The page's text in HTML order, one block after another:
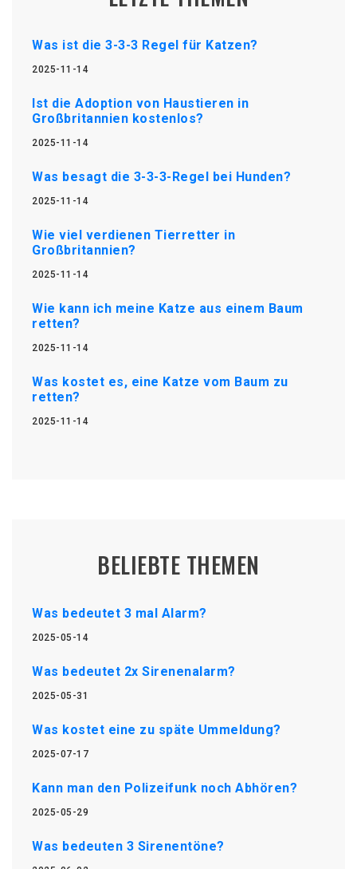
Was ist die 3-3-3 Regel für Katzen?
2025-11-14
Ist die Adoption von Haustieren in
Großbritannien kostenlos?
2025-11-14
Was besagt die 3-3-3-Regel bei Hunden?
2025-11-14
Wie viel verdienen Tierretter in
Großbritannien?
2025-11-14
Wie kann ich meine Katze aus einem Baum
retten?
2025-11-14
Was kostet es, eine Katze vom Baum zu
retten?
2025-11-14
BELIEBTE THEMEN
Was bedeutet 3 mal Alarm?
2025-05-14
Was bedeutet 2x Sirenenalarm?
2025-05-31
Was kostet eine zu späte Ummeldung?
2025-07-17
Kann man den Polizeifunk noch Abhören?
2025-05-29
Was bedeuten 3 Sirenentöne?